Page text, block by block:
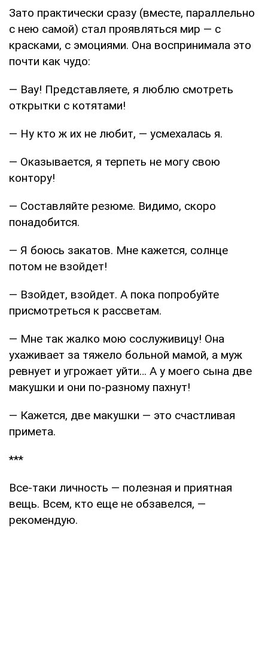
Зато практически сразу (вместе, параллельно
с нею самой) стал проявляться мир — с
красками, с эмоциями. Она воспринимала это
почти как чудо:
— Вау! Представляете, я люблю смотреть
открытки с котятами!
— Ну кто ж их не любит, — усмехалась я.
— Оказывается, я терпеть не могу свою
контору!
— Составляйте резюме. Видимо, скоро
понадобится.
— Я боюсь закатов. Мне кажется, солнце
потом не взойдет!
— Взойдет, взойдет. А пока попробуйте
присмотреться к рассветам.
— Мне так жалко мою сослуживицу! Она
ухаживает за тяжело больной мамой, а муж
ревнует и угрожает уйти… А у моего сына две
макушки и они по-разному пахнут!
— Кажется, две макушки — это счастливая
примета.
***
Все-таки личность — полезная и приятная
вещь. Всем, кто еще не обзавелся, —
рекомендую.